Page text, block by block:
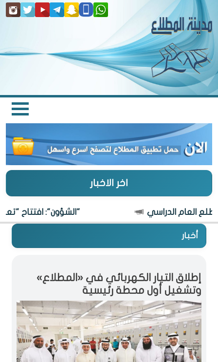
اخر الاخبار
"الشؤون": افتتاح "تعاونية
أخبار
إطلاق التيار الكهربائي في «المطلاع»
وتشغيل أول محطة رئيسية